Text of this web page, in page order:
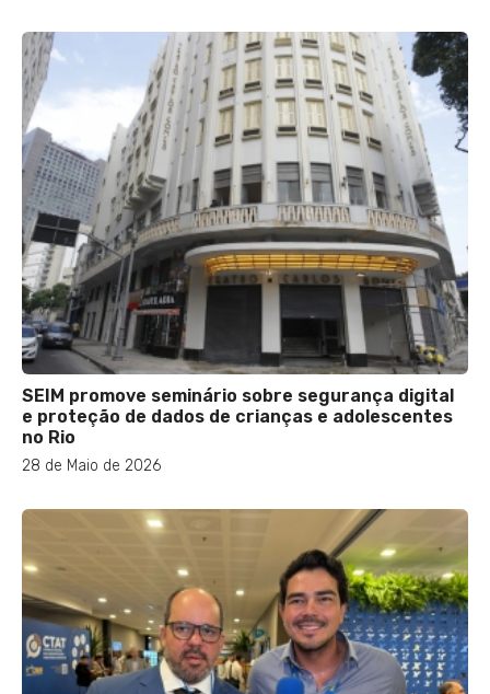
SEIM promove seminário sobre segurança digital
e proteção de dados de crianças e adolescentes
no Rio
28 de Maio de 2026